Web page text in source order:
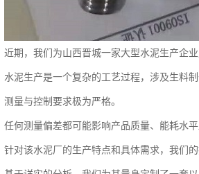
近期，我们为山西晋城一家大型水泥生产企
水泥生产是一个复杂的工艺过程，涉及生料
测量与控制要求极为严格。
任何测量偏差都可能影响产品质量、能耗水平
针对该水泥厂的生产特点和具体需求，我们